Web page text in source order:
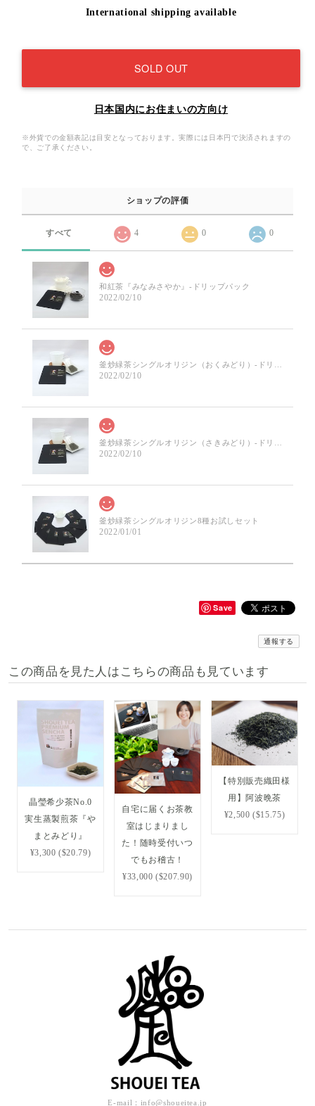
International shipping available
SOLD OUT
日本国内にお住まいの方向け
※外貨での金額表記は目安となっております。実際には日本円で決済されますの
で、ご了承ください。
ショップの評価
すべて 4 0 0
和紅茶『みなみさやか』-ドリップパック
2022/02/10
釜炒緑茶シングルオリジン（おくみどり）-ドリップパック
2022/02/10
釜炒緑茶シングルオリジン（さきみどり）-ドリップパック
2022/02/10
釜炒緑茶シングルオリジン8種お試しセット
2022/01/01
Save
通報する
この商品を見た人はこちらの商品も見ています
晶瑩希少茶No.0
実生蒸製煎茶『や
まとみどり』
¥3,300 ($20.79)
自宅に届くお茶教
室はじまりまし
た！随時受付いつ
でもお稽古！
¥33,000 ($207.90)
【特別販売織田様
用】阿波晩茶
¥2,500 ($15.75)
E-mail： info@shoueitea.jp